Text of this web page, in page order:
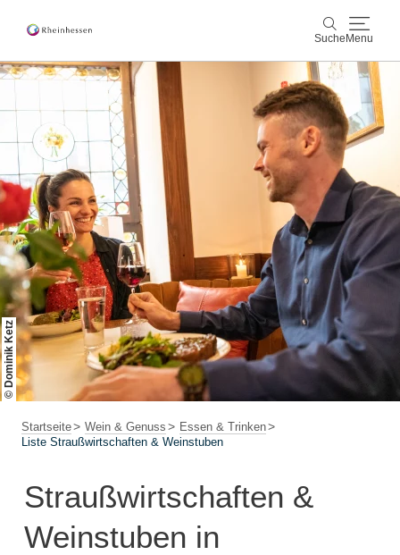
Suche Menu
Suche
Wein & Genuss
Aktiv & Natur
Kultur & Städte
Veranstaltungen
Buchung & Service
ShopRheinhessen-Blog Karte
© Dominik Ketz
Startseite Wein & Genuss
Essen & Trinken
Liste Straußwirtschaften & Weinstuben
Straußwirtschaften &
Weinstuben in